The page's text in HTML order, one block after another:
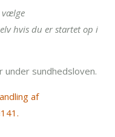
hvis du er startet op i
under sundhedsloven.
af